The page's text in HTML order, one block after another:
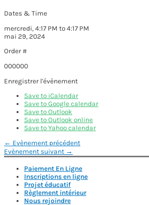
Dates & Time
mercredi, 4:17 PM to 4:17 PM
mai 29, 2024
Order #
000000
Enregistrer l'évènement
Save to iCalendar
Save to Google calendar
Save to Outlook
Save to Outlook online
Save to Yahoo calendar
Navigation
de
l’article
← Evènement précédent
Evènement suivant →
Paiement En Ligne
Inscriptions en ligne
Projet éducatif
Règlement intérieur
Nous rejoindre